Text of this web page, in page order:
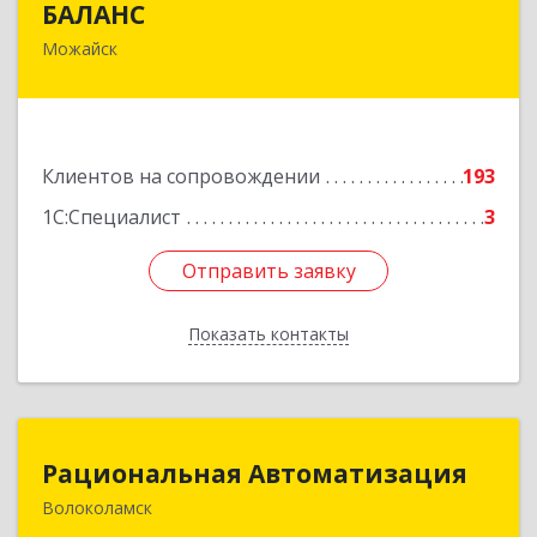
БАЛАНС
Можайск
Клиентов на сопровождении
193
1С:Специалист
3
Отправить заявку
Показать контакты
143200, Московская обл, Можайский р-н,
Подробнее
Отправить заявку
Назад
Рациональная Автоматизация
Волоколамск
143600, Московская обл, Волоколамский р-н,